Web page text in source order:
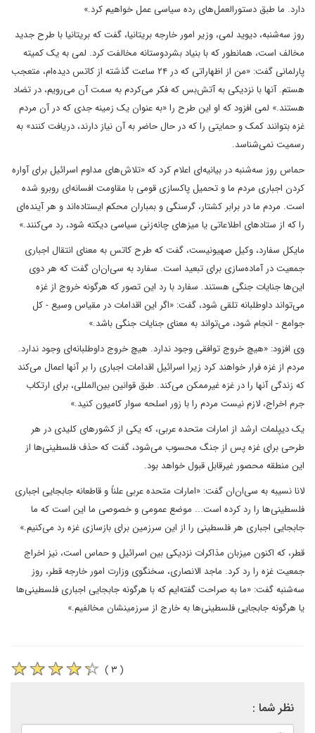
دارد. ما طبق دستورالعمل‌های رده سیاسی عمل خواهیم کرد.»
روز سه‌شنبه، دیوید لمی، وزیر امور خارجه بریتانیا، گفت که بریتانیا با طرح جدید
مخالف است، همانطور که با بنیاد بشردوستانه مخالفت کرد. لمی به یک کمیته
پارلمانی گفت: «من از اظهاراتی که در ۲۴ ساعت گذشته از کاتس دیده‌ام، متعجب
هستم. آنها با نزدیکی به آتش‌بس که فکر می‌کردم به سمت آن می‌رویم، در تضاد
هستند.» لمی افزود که او این طرح را «به عنوان یک زمینه جدی که در آن مردم
غزه بتوانند کمک و حمایتی را که در حال حاضر به آن نیاز دارند، دریافت کنند» به
رسمیت نمی‌شناسد.
حماس روز سه‌شنبه در بیانیه‌ای اعلام کرد که «تلاش‌های مداوم اسرائیل برای آواره
کردن اجباری مردم ما و تحمیل پاکسازی قومی با مقاومت افسانه‌ای روبرو شده
است. مردم ما در برابر کشتار، گرسنگی و بمباران محکم ایستاده‌اند و هر آینده‌ای
را که از ستادهای اطلاعاتی یا میزهای چانه‌زنی سیاسی دیکته شود، رد می‌کنند.»
مایکل سفارد، وکیل صهیونیست، گفت که طرح کاتس به معنای انتقال اجباری
جمعیت در آماده‌سازی برای تبعید است. سفارد به سی‌ان‌ان گفت که هر دوی
این‌ها جنایات جنگی هستند. سفارد با رد این تصور که هرگونه خروج از غزه
می‌تواند داوطلبانه تلقی شود، گفت: «اگر این اقدامات در مقیاس وسیع - کل
جوامع - انجام شود، می‌تواند به معنای جنایات جنگی باشد.»
وی افزود: «هیچ خروج توافقی وجود ندارد. هیچ خروج داوطلبانه‌ای وجود ندارد.
مردم از غزه فرار خواهند کرد زیرا اسرائیل اقدامات اجباری را بر آنها اعمال می‌کند
که زندگی آنها را در غزه غیرممکن می‌کند. طبق قوانین بین‌المللی، برای ارتکاب
جرم اخراج، لازم نیست مردم را با زور اسلحه سوار کامیون کنید.»
یک دیپلمات ارشد از امارات متحده عربی، که یکی از کشورهای کلیدی در هر
طرحی برای غزه پس از جنگ محسوب می‌شود، گفت که حذف فلسطینی‌ها از
این منطقه محصور غیرقابل قبول خواهد بود.
لانا نسیبه به سی‌ان‌ان گفت: «امارات متحده عربی علناً و قاطعانه جابجایی اجباری
فلسطینی‌ها را رد کرده است... موضع عمومی و خصوصی ما این است که ما
جابجایی اجباری هر فلسطینی را از این سرزمین برای بازسازی غزه رد می‌کنیم.»
قطر، که اکنون میزبان مذاکرات نزدیکی بین اسرائیل و حماس است، نیز اخراج
جمعیت غزه را رد کرد. ماجد الانصاری، سخنگوی وزارت امور خارجه قطر، روز
سه‌شنبه گفت: «ما به صراحت گفته‌ایم که با هرگونه جابجایی اجباری فلسطینی‌ها
یا هرگونه جابجایی فلسطینی‌ها به خارج از سرزمینشان مخالفیم.»
( ۳ )
نظر شما :